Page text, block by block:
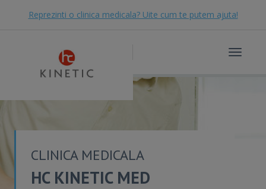
Reprezinti o clinica medicala? Uite cum te putem ajuta!
Toggle
CLINICA MEDICALA
HC KINETIC MED